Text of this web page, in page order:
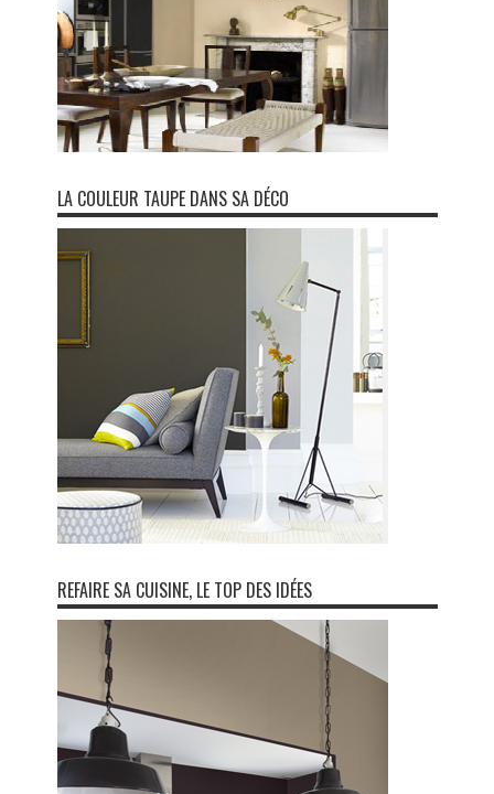
LA COULEUR TAUPE DANS SA DÉCO
REFAIRE SA CUISINE, LE TOP DES IDÉES